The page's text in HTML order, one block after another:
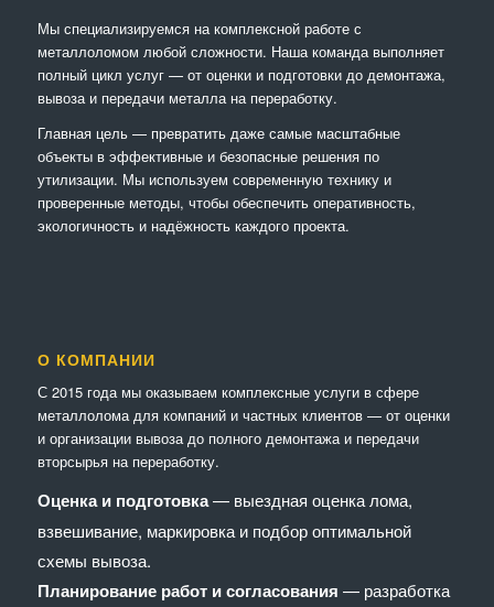
Мы специализируемся на комплексной работе с
металлоломом любой сложности. Наша команда выполняет
полный цикл услуг — от оценки и подготовки до демонтажа,
вывоза и передачи металла на переработку.
Главная цель — превратить даже самые масштабные
объекты в эффективные и безопасные решения по
утилизации. Мы используем современную технику и
проверенные методы, чтобы обеспечить оперативность,
экологичность и надёжность каждого проекта.
О КОМПАНИИ
С 2015 года мы оказываем комплексные услуги в сфере
металлолома для компаний и частных клиентов — от оценки
и организации вывоза до полного демонтажа и передачи
вторсырья на переработку.
Оценка и подготовка— выездная оценка лома,
взвешивание, маркировка и подбор оптимальной
схемы вывоза.
Планирование работ и согласования — разработка